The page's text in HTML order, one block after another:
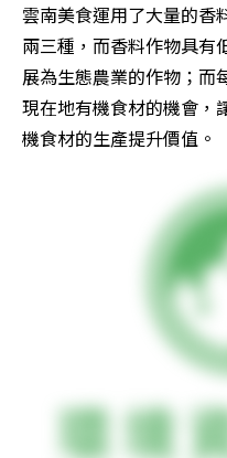
雲南美食運用了大量的香
兩三種，而香料作物具有
展為生態農業的作物；而
現在地有機食材的機會，
機食材的生產提升價值。